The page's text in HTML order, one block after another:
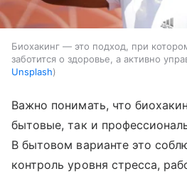
Биохакинг ― это подход, при
заботится о здоровье, а активно
Unsplash
Важно понимать, что
бытовые, так и
В бытовом варианте это
контроль уровня стресса,